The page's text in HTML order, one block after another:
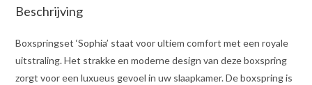
Beschrijving
Boxspringset ‘Sophia’ staat voor ultiem comfort met een royale
uitstraling. Het strakke en moderne design van deze boxspring
zorgt voor een luxueus gevoel in uw slaapkamer. De boxspring is